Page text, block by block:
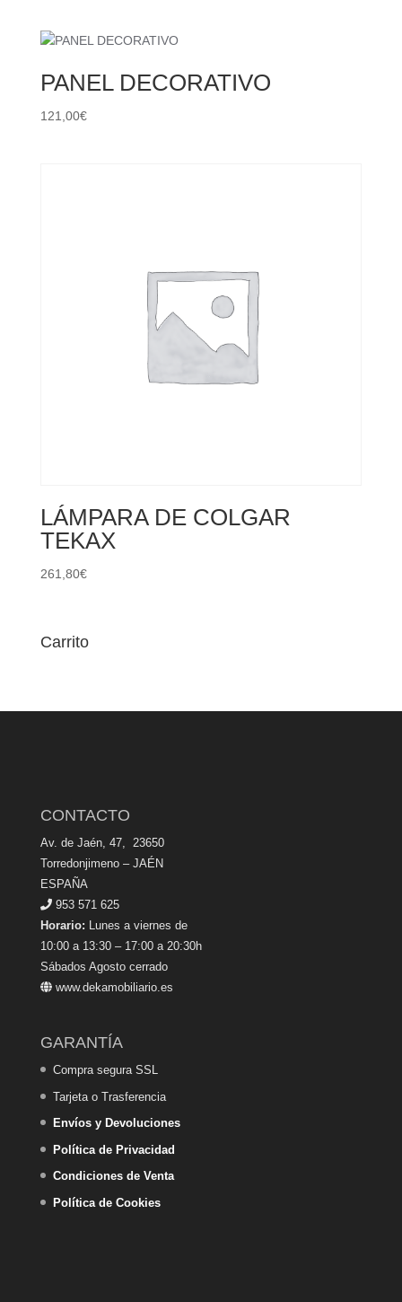
PANEL DECORATIVO
121,00€
LÁMPARA DE COLGAR
TEKAX
261,80€
Carrito
CONTACTO
Av. de Jaén, 47, 23650
Torredonjimeno – JAÉN
ESPAÑA
953 571 625
Horario: Lunes a viernes de
10:00 a 13:30 – 17:00 a 20:30h
Sábados Agosto cerrado
www.dekamobiliario.es
GARANTÍA
Compra segura SSL
Tarjeta o Trasferencia
Envíos y Devoluciones
Política de Privacidad
Condiciones de Venta
Política de Cookies